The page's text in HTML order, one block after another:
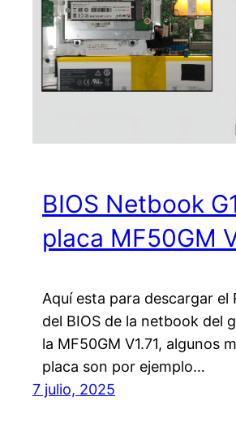
BIOS Netbook
placa MF50GM
Aquí esta para descargar
del BIOS de la netbook del
la MF50GM V1.71, algunos
placa son por ejemplo…
7 julio, 2025